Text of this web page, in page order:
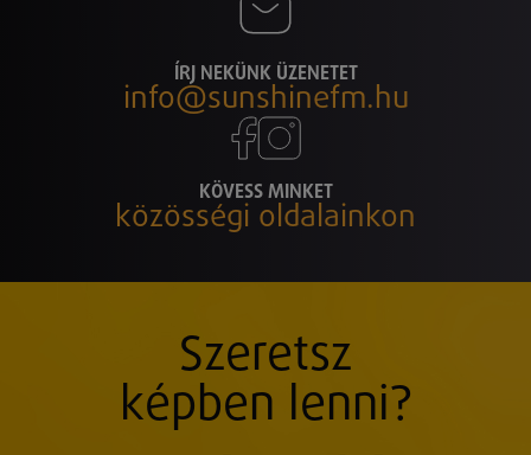
ÍRJ NEKÜNK ÜZENETET
info@sunshinefm.hu
KÖVESS MINKET
közösségi oldalainkon
Szeretsz
képben lenni?